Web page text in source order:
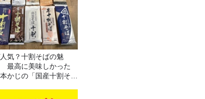
気？十割そばの魅
最高に美味しかった
本かじの「国産十割そ